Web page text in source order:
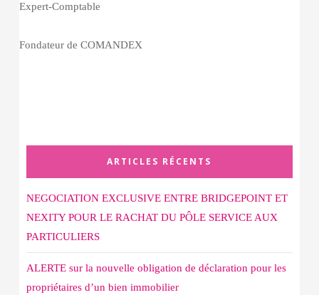
Expert-Comptable
Fondateur de COMANDEX
ARTICLES RÉCENTS
NEGOCIATION EXCLUSIVE ENTRE BRIDGEPOINT ET
NEXITY POUR LE RACHAT DU PÔLE SERVICE AUX
PARTICULIERS
ALERTE sur la nouvelle obligation de déclaration pour les
propriétaires d’un bien immobilier